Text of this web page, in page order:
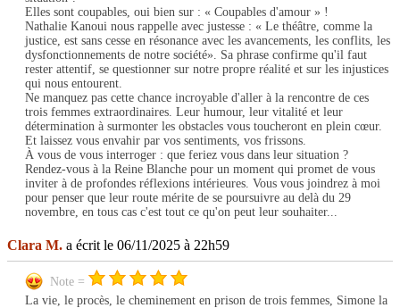
Elles sont coupables, oui bien sur : « Coupables d'amour » !
Nathalie Kanoui nous rappelle avec justesse : « Le théâtre, comme la
justice, est sans cesse en résonance avec les avancements, les conflits, les
dysfonctionnements de notre société». Sa phrase confirme qu'il faut
rester attentif, se questionner sur notre propre réalité et sur les injustices
qui nous entourent.
Ne manquez pas cette chance incroyable d'aller à la rencontre de ces
trois femmes extraordinaires. Leur humour, leur vitalité et leur
détermination à surmonter les obstacles vous toucheront en plein cœur.
Et laissez vous envahir par vos sentiments, vos frissons.
À vous de vous interroger : que feriez vous dans leur situation ?
Rendez-vous à la Reine Blanche pour un moment qui promet de vous
inviter à de profondes réflexions intérieures. Vous vous joindrez à moi
pour penser que leur route mérite de se poursuivre au delà du 29
novembre, en tous cas c'est tout ce qu'on peut leur souhaiter...
Clara M. a écrit le 06/11/2025 à 22h59
Note =
La vie, le procès, le cheminement en prison de trois femmes, Simone la